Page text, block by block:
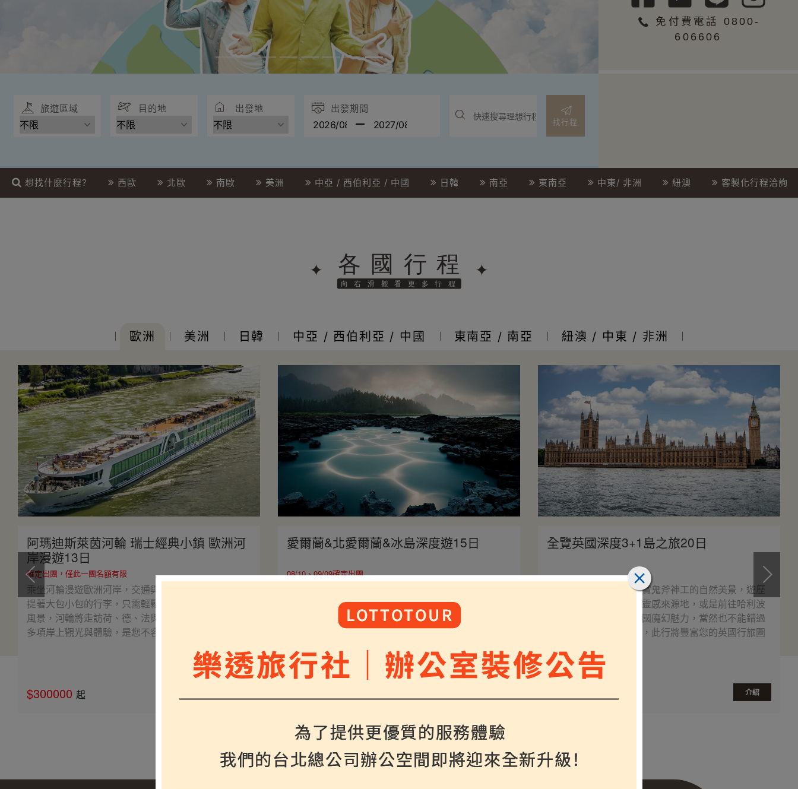
免付費電話 0800-
606606
旅遊區域 目的地 出發地 出發期間
找行程
想找什麼行程? 西歐 北歐 南歐 美洲 中亞 / 西伯利亞 / 中國 日韓 南亞 東南亞 中東/ 非洲 紐澳 客製化行程洽詢
歐洲 美洲 日韓 中亞 / 西伯利亞 / 中國 東南亞 / 南亞 紐澳 / 中東 / 非洲
阿瑪迪斯萊茵河輪 瑞士經典小鎮 歐洲河
岸漫遊13日
確定出團，僅此一團名額有限
乘坐河輪漫遊歐洲河岸，交通與住宿完美融合，不必
提著大包小包的行李，只需輕鬆享受船上設施與河岸
風景，河輪將走訪荷、德、法與瑞士經典小鎮，安排
多項岸上觀光與體驗，是您不容錯過的愜意之旅。
$300000 起
愛爾蘭&北愛爾蘭&冰島深度遊15日
08/10、09/09確定出團
旅，欣賞兩大絕美知名瀑布與藍色溫泉湖；走訪愛爾
蘭知名莫赫斷崖與巨人堤道，欣賞遼闊海景，最後於
倫敦展開經典市區觀光之旅，雙國深度遊15日，濃縮
全覽英國深度3+1島之旅20日
深度導覽英愛之最，欣賞鬼斧神工的自然美景，遊歷
知名文學作家的故居與靈感來源地，或是前往哈利波
特的取景地點，體驗英國魔幻魅力，當然也不能錯過
倫敦市區各式知名景點，此行將豐富您的英國行旅圖
介紹